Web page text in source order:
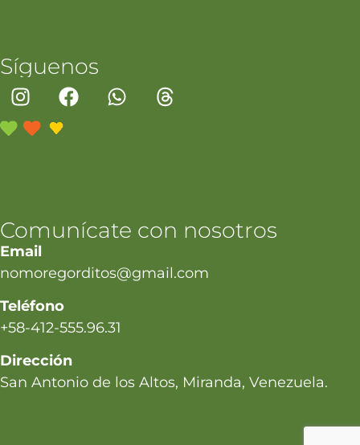
Síguenos
Comunícate con nosotros
Email
nomoregorditos@gmail.com
Teléfono
+58-412-555.96.31
Dirección
San Antonio de los Altos, Miranda, Venezuela.